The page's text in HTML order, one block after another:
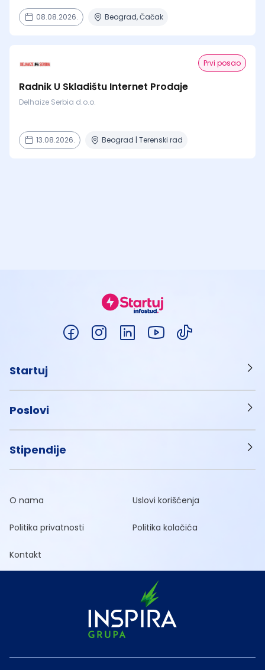
08.08.2026. Beograd, Čačak
Prvi posao
Radnik U Skladištu Internet Prodaje
Delhaize Serbia d.o.o.
13.08.2026. Beograd | Terenski rad
Startuj
Poslovi
Stipendije
O nama Uslovi korišćenja
Politika privatnosti Politika kolačića
Kontakt